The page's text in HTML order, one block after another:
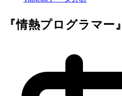
『情熱プログラマー』